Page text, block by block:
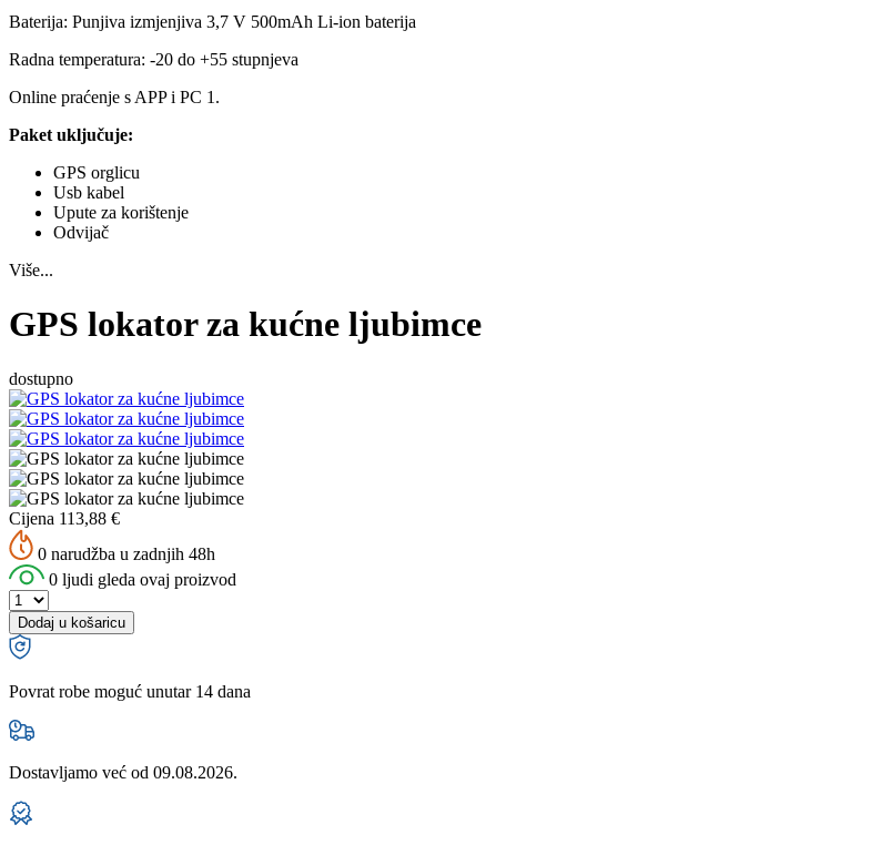
Baterija: Punjiva izmjenjiva 3,7 V 500mAh Li-ion baterija
Radna temperatura: -20 do +55 stupnjeva
Online praćenje s APP i PC 1.
Paket uključuje:
GPS orglicu
Usb kabel
Upute za korištenje
Odvijač
Više...
GPS lokator za kućne ljubimce
dostupno
Cijena 113,88 €
0 narudžba u zadnjih 48h
0 ljudi gleda ovaj proizvod
Dodaj u košaricu
Povrat robe moguć unutar 14 dana
Dostavljamo već od 09.08.2026.